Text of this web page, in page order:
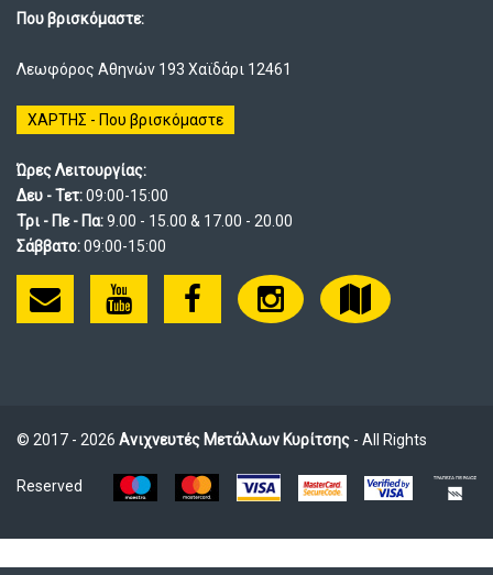
Που βρισκόμαστε:
Λεωφόρος Αθηνών 193 Χαϊδάρι 12461
ΧΑΡΤΗΣ - Που βρισκόμαστε
Ώρες Λειτουργίας:
Δευ - Τετ:09:00-15:00
Τρι - Πε - Πα:9.00 - 15.00 & 17.00 - 20.00
Σάββατο:09:00-15:00
© 2017 - 2026 Ανιχνευτές Μετάλλων Κυρίτσης - All Rights
Reserved